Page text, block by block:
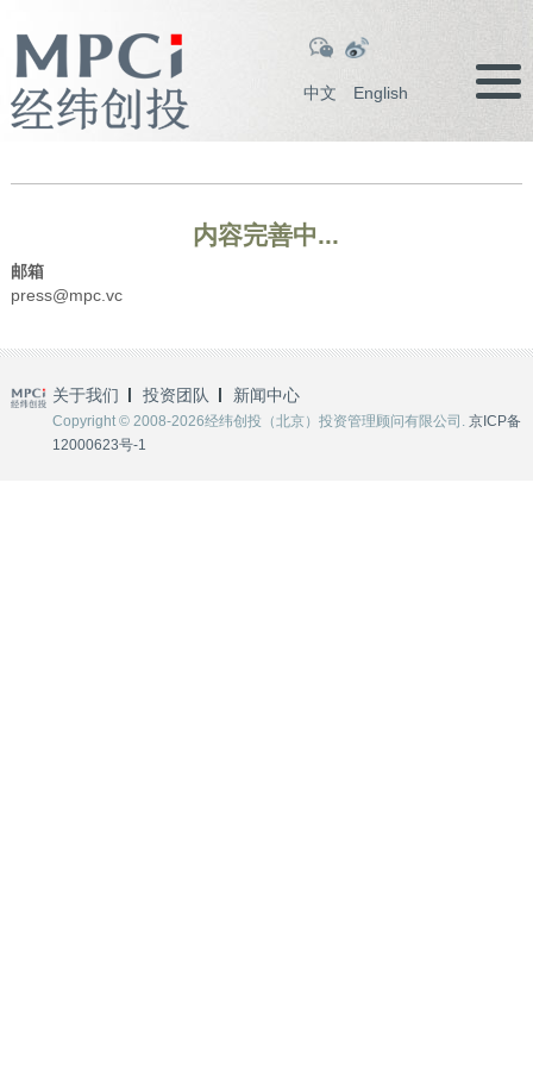
中文 English
内容完善中...
邮箱
press@mpc.vc
关于我们 投资团队 新闻中心
Copyright © 2008-2026经纬创投（北京）投资管理顾问有限公司. 京ICP备
12000623号-1